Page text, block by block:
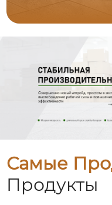
Самые
Продукты